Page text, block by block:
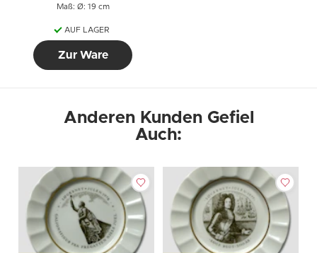
Maß: Ø: 19 cm
AUF LAGER
Zur Ware
Anderen Kunden Gefiel
Auch: